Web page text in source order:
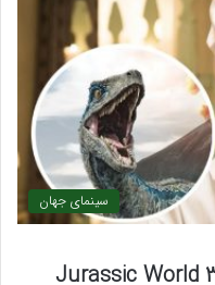
سینمای جهان